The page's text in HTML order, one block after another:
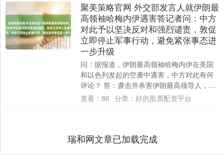
聚美策略官网 外交部发言人就伊朗最
高领袖哈梅内伊遇害答记者问：中方
对此予以坚决反对和强烈谴责，敦促
立即停止军事行动，避免紧张事态进
一步升级
问：据报道，伊朗最高领袖哈梅内伊在美国
和以色列发起的空袭中遇害，中方对此有何
评论？ 答：袭击并杀害伊朗最高领导人，严
重侵犯伊朗主权安全，践踏《联合国宪章》
查看： 86 分类： 好的股票配资平台
瑞和网文章已加载完成